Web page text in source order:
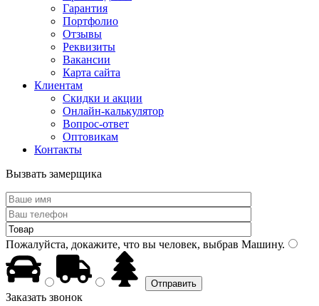
Гарантия
Портфолио
Отзывы
Реквизиты
Вакансии
Карта сайта
Клиентам
Скидки и акции
Онлайн-калькулятор
Вопрос-ответ
Оптовикам
Контакты
Вызвать замерщика
Пожалуйста, докажите, что вы человек, выбрав Машину.
Заказать звонок